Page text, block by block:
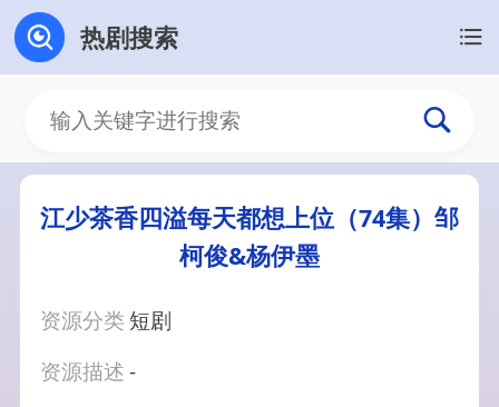
热剧搜索
江少茶香四溢每天都想上位（74集）邹
柯俊&杨伊墨
资源分类 短剧
资源描述-